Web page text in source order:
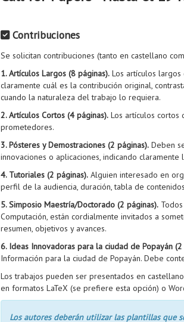
Contribuciones
Se solicitan contribuciones (tanto en castellano
1. Artículos Largos (8 páginas). Los artículos
claramente cuál es la contribución original,
cuando la naturaleza del trabajo lo requiera.
2. Artículos Cortos (4 páginas). Los artículos cortos
prometedores.
3. Pósteres y Demostraciones (2 páginas). Deben
innovaciones o aplicaciones, indicando
4. Tutoriales (2 páginas). Alguien interesado en
perfil de la audiencia, duración, tabla de
5. Simposio Maestría/Doctorado (2 páginas).
Computación, están cordialmente invitados a
resumen, objetivos y avances.
6. Ideas Innovadoras para la ciudad de Popayán (2
Información para la ciudad de Popayán. Debe
Los trabajos pueden ser presentados en
en formatos LaTeX (se prefiere esta opción) o
Los autores deberán utilizar las plantillas que